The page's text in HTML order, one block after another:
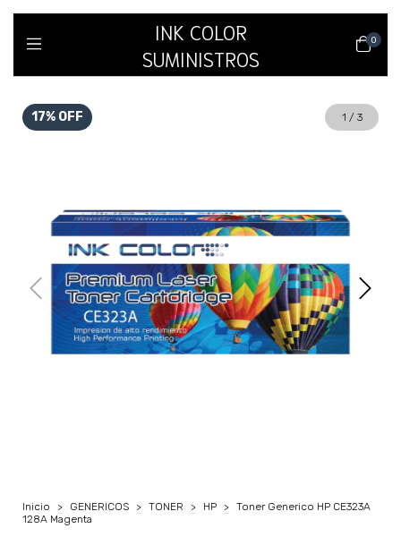
INK COLOR
SUMINISTROS
0
17% OFF 1 / 3
Inicio > GENERICOS > TONER > HP > Toner Generico HP CE323A
128A Magenta